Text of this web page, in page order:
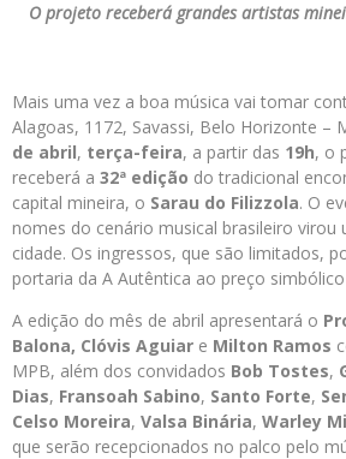
O projeto receberá grandes artistas
Mais uma vez a boa música vai tomar
Alagoas, 1172, Savassi, Belo Horizonte –
de abril, terça-feira, a partir das 19h, o
receberá a 32ª edição do tradicional
capital mineira, o Sarau do Filizzola. O
nomes do cenário musical brasileiro virou
cidade. Os ingressos, que são limitados,
portaria da A Autêntica ao preço
A edição do mês de abril apresentará o
Balona, Clóvis Aguiar e Milton Ramos
MPB, além dos convidados Bob Tostes,
Dias, Fransoah Sabino, Santo Forte,
Celso Moreira, Valsa Binária, Warley
que serão recepcionados no palco pelo